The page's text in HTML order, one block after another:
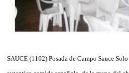
SAUCE (1102) Posada de Campo Sauce